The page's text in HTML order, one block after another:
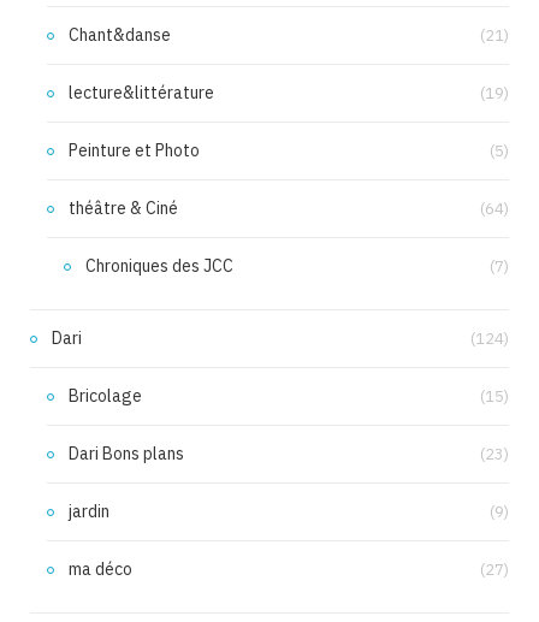
Chant&danse (21)
lecture&littérature (19)
Peinture et Photo (5)
théâtre & Ciné (64)
Chroniques des JCC (7)
Dari (124)
Bricolage (15)
Dari Bons plans (23)
jardin (9)
ma déco (27)